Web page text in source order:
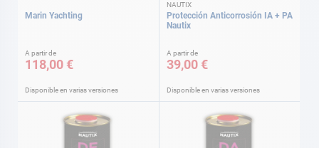
Marin Yachting
A partir de
118,00 €
Disponible en varias versiones
NAUTIX
Protección Anticorrosión IA + PA
Nautix
A partir de
39,00 €
Disponible en varias versiones